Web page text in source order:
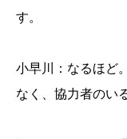
す。
小早川：なるほど
なく、協力者のい